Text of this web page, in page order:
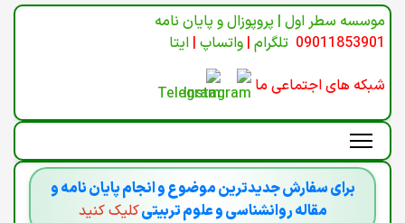
موسسه سطر اول | پروپوزال و پایان نامه
09011853901 تلگرام | واتساپ | ایتا
شبکه های اجتماعی ما
برای سفارش جدیدترین موضوع و انجام پایان نامه و
مقاله روانشناسی و علوم تربیتیکلیک کنید